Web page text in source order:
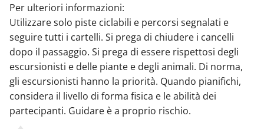
Per ulteriori informazioni:
Utilizzare solo piste ciclabili e percorsi segnalati e
seguire tutti i cartelli. Si prega di chiudere i cancelli
dopo il passaggio. Si prega di essere rispettosi degli
escursionisti e delle piante e degli animali. Di norma,
gli escursionisti hanno la priorità. Quando pianifichi,
considera il livello di forma fisica e le abilità dei
partecipanti. Guidare è a proprio rischio.